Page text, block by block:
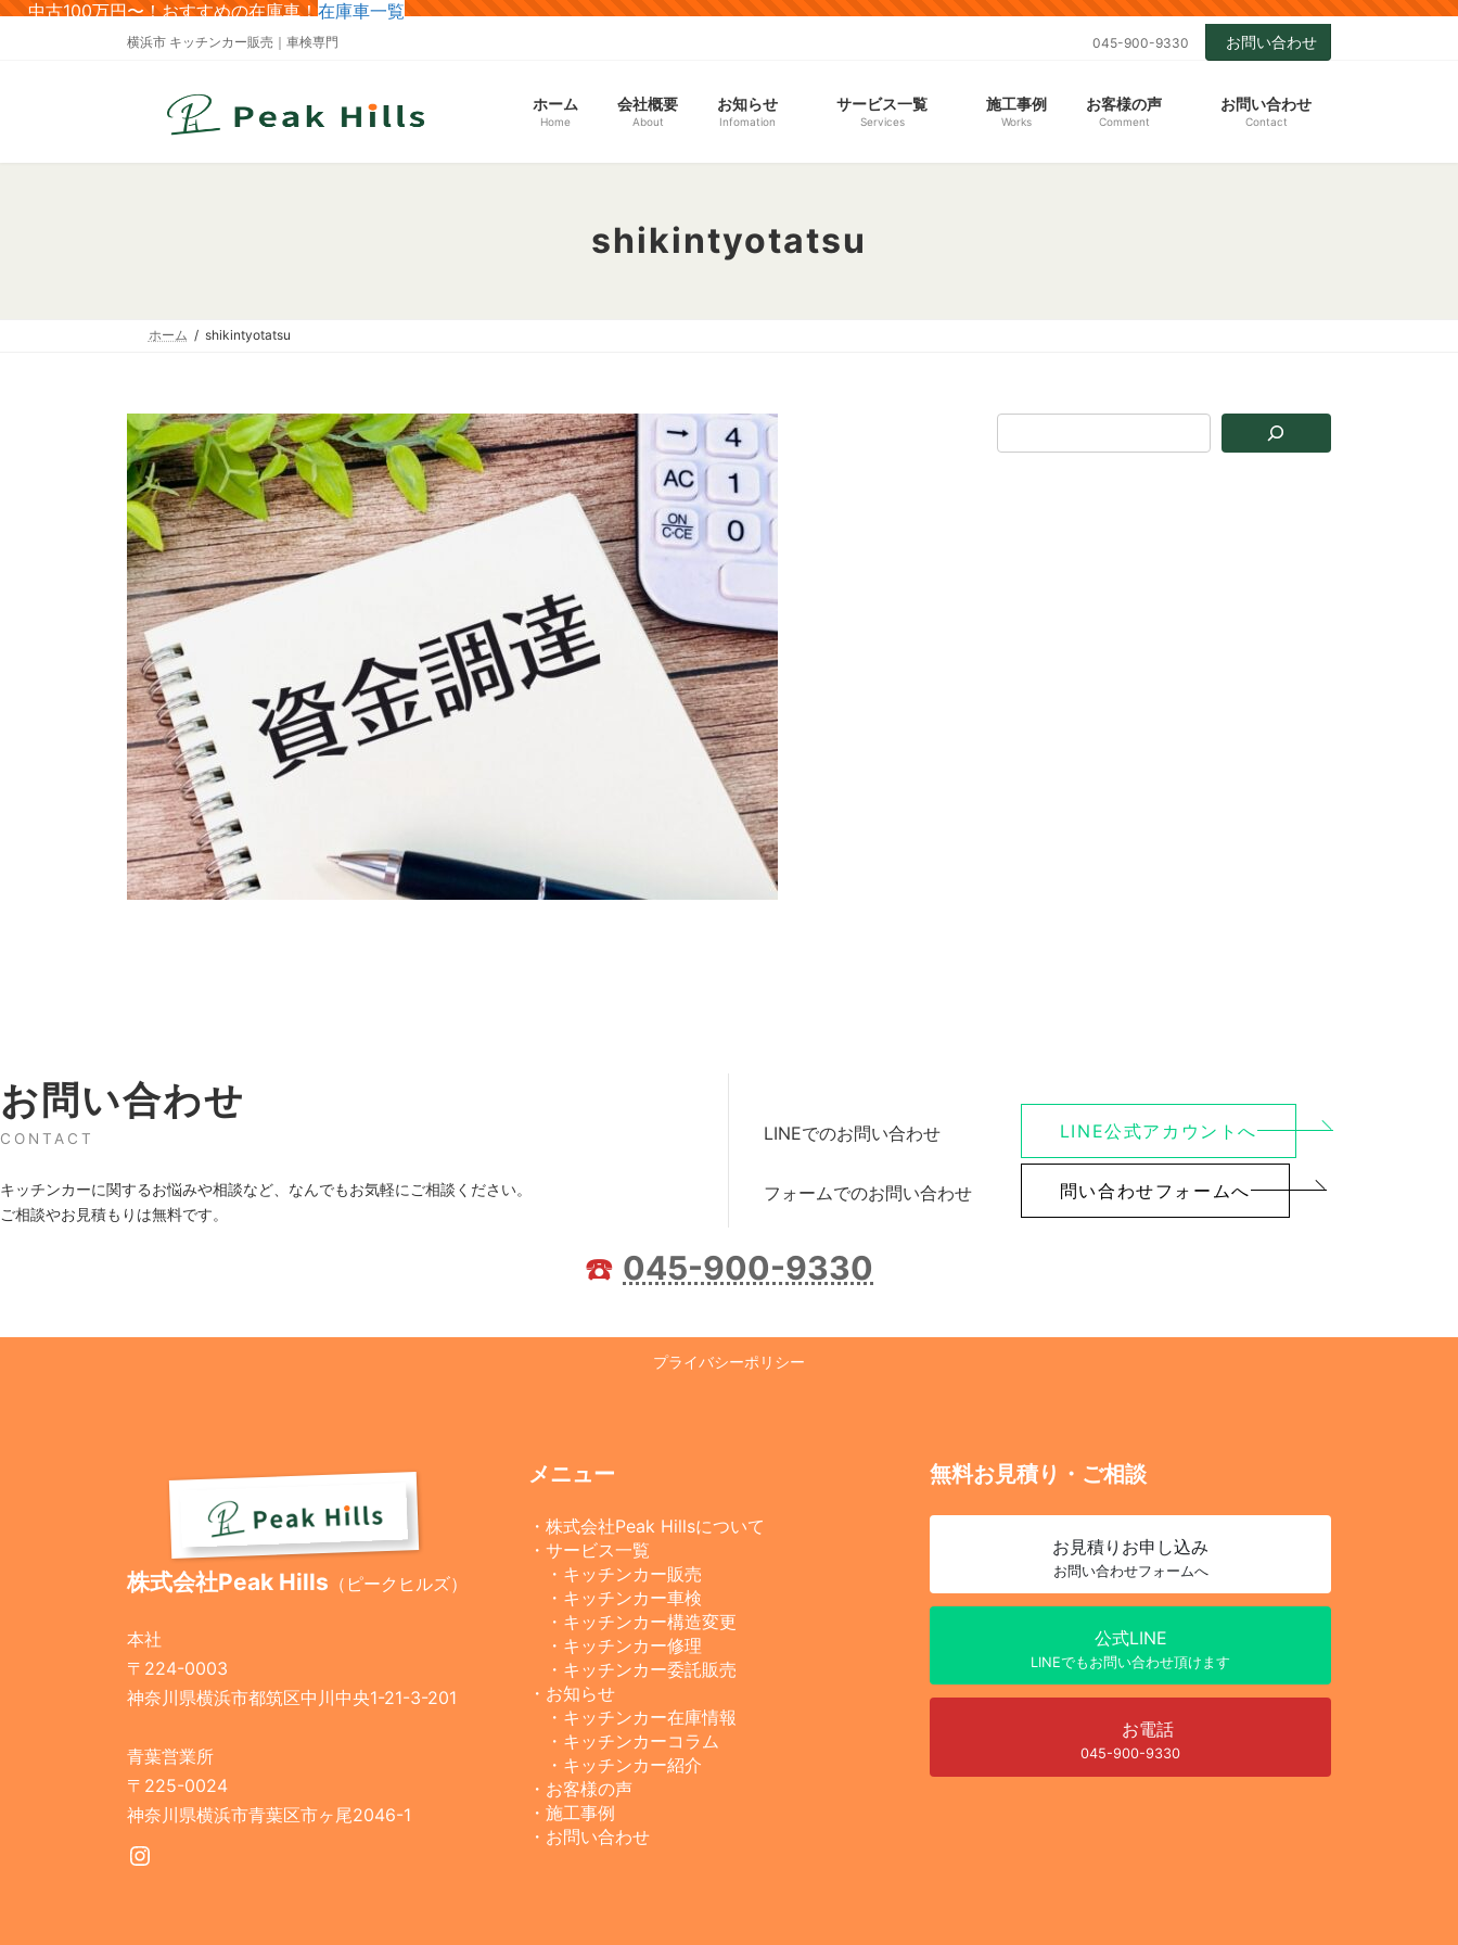
中古100万円〜！おすすめの在庫車！在庫車一覧
横浜市 キッチンカー販売｜車検専門 045-900-9330 お問い合わせ
ホーム
Home
会社概要
About
お知らせ
Infomation
サービス一覧
Services
施工事例
Works
お客様の声
Comment
お問い合わせ
Contact
shikintyotatsu
ホーム shikintyotatsu
お問い合わせ
CONTACT
キッチンカーに関するお悩みや相談など、なんでもお気軽にご相談ください。
ご相談やお見積もりは無料です。
LINEでのお問い合わせ LINE公式アカウントへ
フォームでのお問い合わせ 問い合わせフォームへ
☎️ 045-900-9330
プライバシーポリシー
株式会社Peak Hills （ピークヒルズ）
本社
〒224-0003
神奈川県横浜市都筑区中川中央1-21-3-201
青葉営業所
〒225-0024
神奈川県横浜市青葉区市ヶ尾2046-1
Instagram
メニュー
・株式会社Peak Hillsについて
・サービス一覧
・キッチンカー販売
・キッチンカー車検
・キッチンカー構造変更
・キッチンカー修理
・キッチンカー委託販売
・お知らせ
・キッチンカー在庫情報
・キッチンカーコラム
・キッチンカー紹介
・お客様の声
・施工事例
・お問い合わせ
無料お見積り・ご相談
お見積り お申し込み
お問い合わせフォームへ
公式LINE
LINEでもお問い合わせ頂けます
お電話
045-900-9330